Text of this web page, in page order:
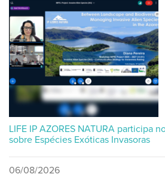
LIFE IP AZORES NATURA participa
sobre Espécies Exóticas Invasoras
06/08/2026